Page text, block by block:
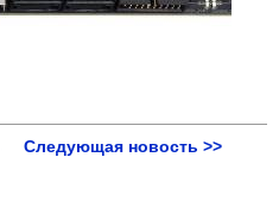
Следующая новость >>